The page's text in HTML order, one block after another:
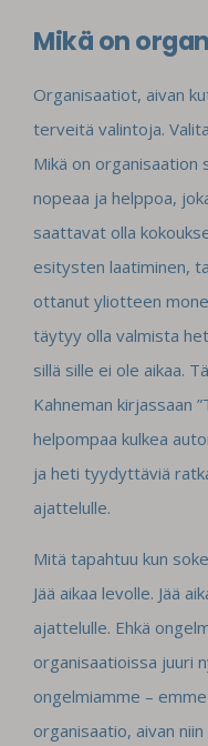
Mikä on
Organisaatiot, aivan
terveitä valintoja.
Mikä on organisaation
nopeaa ja helppoa,
saattavat olla
esitysten laatiminen,
ottanut yliotteen
täytyy olla valmista
sillä sille ei ole aikaa.
Kahneman kirjassaan
helpompaa kulkea
ja heti tyydyttäviä
ajattelulle.
Mitä tapahtuu kun
Jää aikaa levolle. Jää
ajattelulle. Ehkä
organisaatioissa juuri
ongelmiamme –
organisaatio, aivan